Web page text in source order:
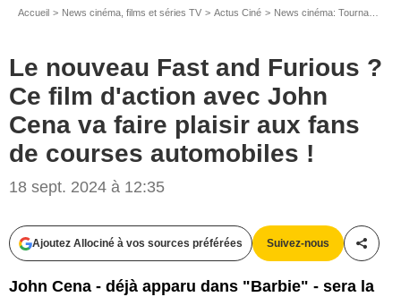
Accueil News cinéma, films et séries TV Actus Ciné News cinéma: Tournages
Le nouveau Fast and Furious ?
Ce film d'action avec John
Cena va faire plaisir aux fans
de courses automobiles !
18 sept. 2024 à 12:35
Ajoutez Allociné à vos sources préférées Suivez-nous
John Cena - déjà apparu dans "Barbie" - sera la
Universal